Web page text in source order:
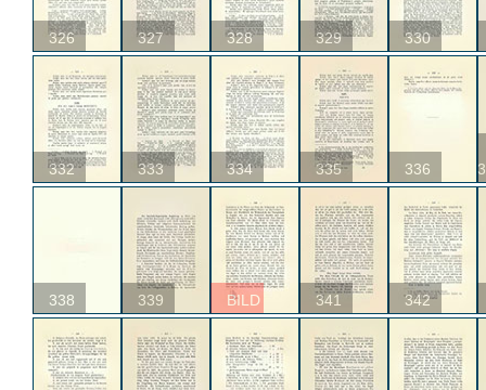
326 327 328 329 330
332 333 334 335 336
338 339 BILD 341 342